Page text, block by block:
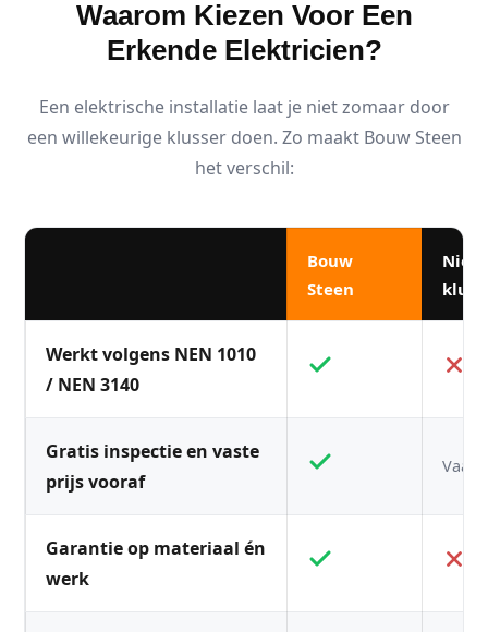
Waarom Kiezen Voor Een
Erkende Elektricien?
Een elektrische installatie laat je niet zomaar door
een willekeurige klusser doen. Zo maakt Bouw Steen
het verschil:
Bouw
Steen
Niet-
Werkt volgens NEN 1010
/ NEN 3140
Gratis inspectie en vaste
prijs vooraf
Vaak
Garantie op materiaal én
werk